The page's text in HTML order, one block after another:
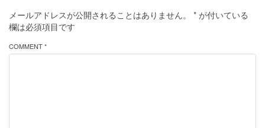
メールアドレスが公開されることはありません。 * が付いている
欄は必須項目です
COMMENT *